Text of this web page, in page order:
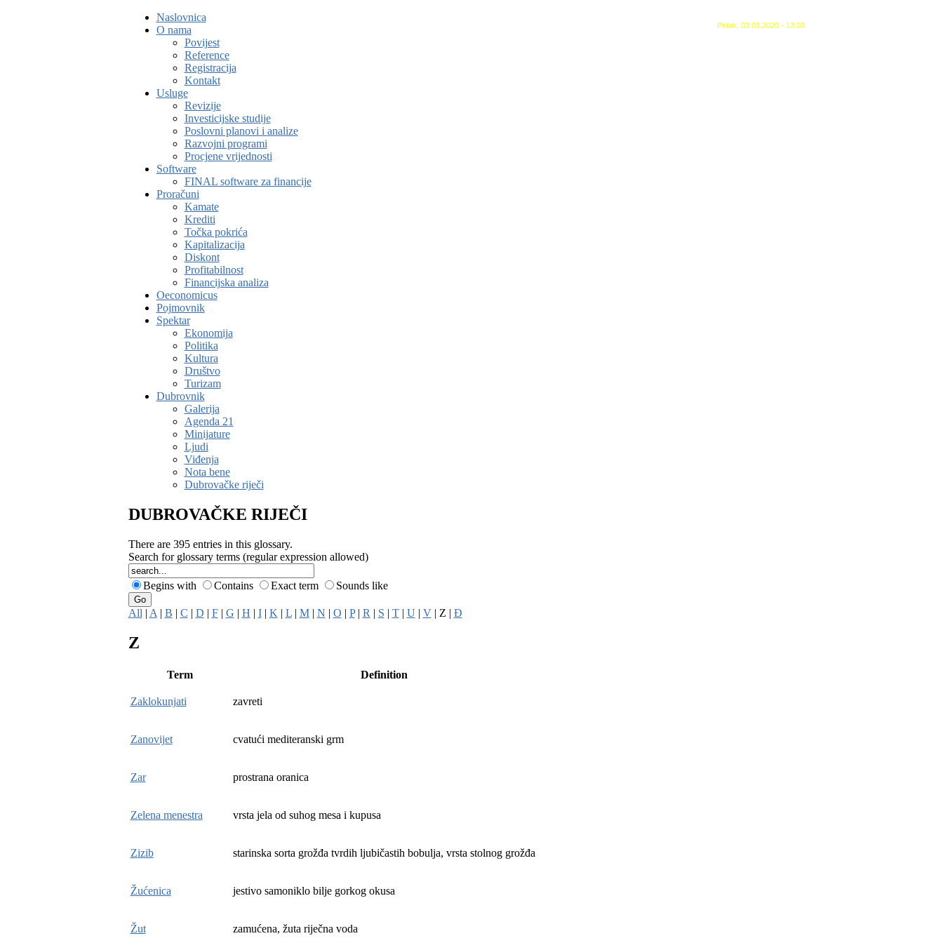
Petak, 03.01.2020 - 13:03
Naslovnica
O nama
Povijest
Reference
Registracija
Kontakt
Usluge
Revizije
Investicijske studije
Poslovni planovi i analize
Razvojni programi
Procjene vrijednosti
Software
FINAL software za financije
Proračuni
Kamate
Krediti
Točka pokrića
Kapitalizacija
Diskont
Profitabilnost
Financijska analiza
Oeconomicus
Pojmovnik
Spektar
Ekonomija
Politika
Kultura
Društvo
Turizam
Dubrovnik
Galerija
Agenda 21
Minijature
Ljudi
Viđenja
Nota bene
Dubrovačke riječi
DUBROVAČKE RIJEČI
There are 395 entries in this glossary.
Search for glossary terms (regular expression allowed)
Begins with Contains Exact term Sounds like
All | A | B | C | D | F| G | H | I| K | L| M| N | O | P| R | S | T| U | V| Z | Đ
Z
Term Definition
Zaklokunjati zavreti
Zanovijet cvatući mediteranski grm
Zar prostrana oranica
Zelena menestra vrsta jela od suhog mesa i kupusa
Zizib starinska sorta grožđa tvrdih ljubičastih bobulja, vrsta stolnog grožđa
Žućenica jestivo samoniklo bilje gorkog okusa
Žut zamućena, žuta riječna voda